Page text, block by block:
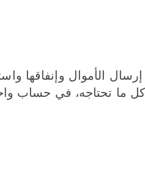
الأموال وإنفاقها
كل ما تحتاجه، في حساب